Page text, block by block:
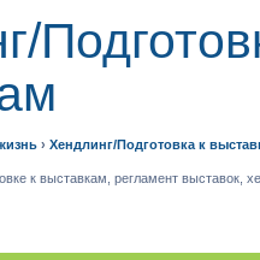
› Хендлинг/Подготовка к
к выставкам, регламент выставок,